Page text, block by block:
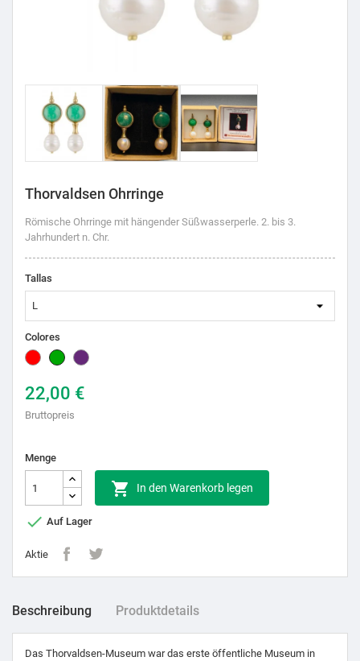
Thorvaldsen Ohrringe
Römische Ohrringe mit hängender Süßwasserperle. 2. bis 3.
Jahrhundert n. Chr.
Tallas
Colores
Rot
Grün Lila
22,00 €
Bruttopreis
Menge
 In den Warenkorb legen
 Auf Lager
Aktie
Beschreibung Produktdetails
Das Thorvaldsen-Museum war das erste öffentliche Museum in